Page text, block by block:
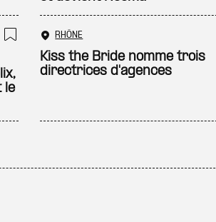
Ajouter à ma sélection
le
RHÔNE
Kiss the Bride nomme trois
directrices d'agences